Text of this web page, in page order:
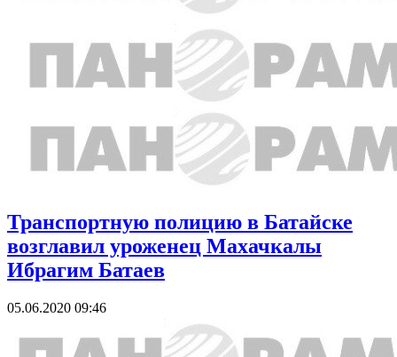
Транспортную полицию в Батайске
возглавил уроженец Махачкалы
Ибрагим Батаев
05.06.2020 09:46